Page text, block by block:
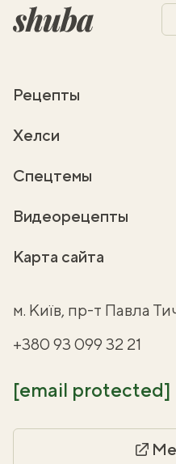
Рецепты
Хелси
Спецтемы
Видеорецепты
Карта сайта
м. Київ, пр-т Павла
+380 93 099 32 21
[email protected]